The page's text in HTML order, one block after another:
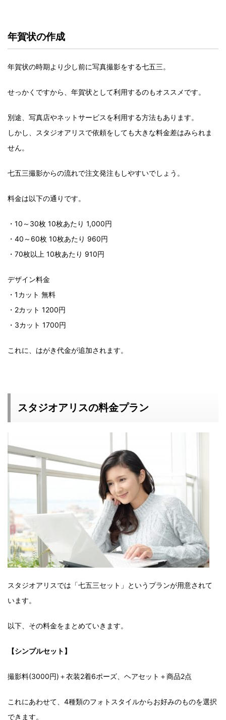
年賀状の作成
年賀状の時期より少し前に写真撮影をする七五三。
せっかくですから、年賀状として利用するのもオススメです。
別途、写真店やネットサービスを利用する方法もあります。
しかし、スタジオアリスで依頼をしても大きな料金差はみられま
せん。
七五三撮影からの流れで注文発注もしやすいでしょう。
料金は以下の通りです。
・10～30枚 10枚あたり 1,000円
・40～60枚 10枚あたり 960円
・70枚以上 10枚あたり 910円
デザイン料金
・1カット 無料
・2カット 1200円
・3カット 1700円
これに、はがき代金が追加されます。
スタジオアリスの料金プラン
スタジオアリスでは「七五三セット」というプランが用意されて
います。
以下、その料金をまとめていきます。
【シンプルセット】
撮影料(3000円)＋衣装2着6ポーズ、ヘアセット＋商品2点
これにあわせて、4種類のフォトスタイルからお好みのものを選択
できます。